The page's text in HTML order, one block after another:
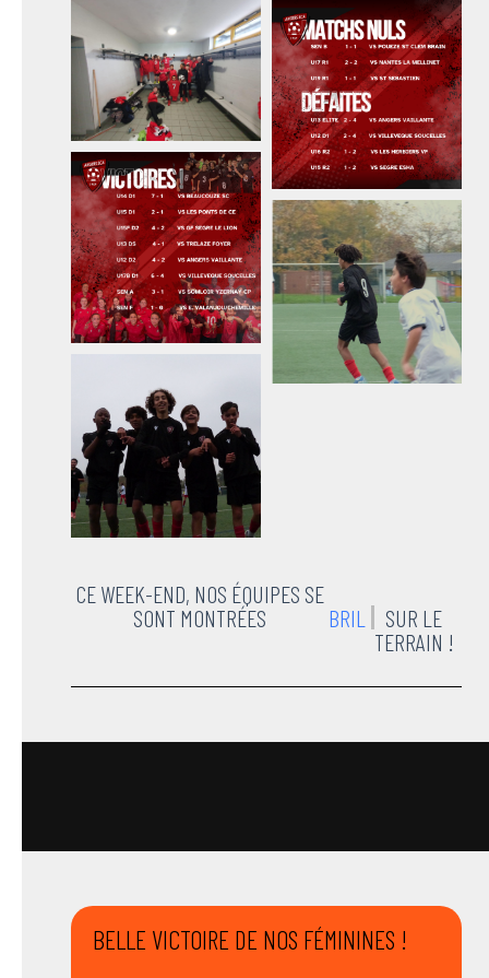
CE WEEK-END, NOS ÉQUIPES SE
SONT MONTRÉES
B
SUR LE
TERRAIN !
BELLE VICTOIRE DE NOS FÉMININES !